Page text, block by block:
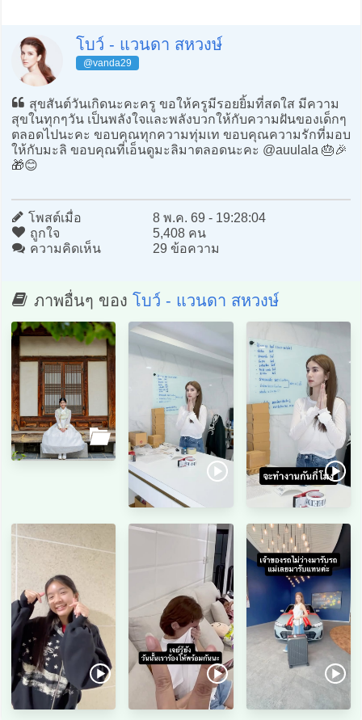
โบว์ - แวนดา สหวงษ์
@vanda29
สุขสันต์วันเกิดนะคะครู ขอให้ครูมีรอยยิ้มที่สดใส มีความ
สุขในทุกๆวัน เป็นพลังใจและพลังบวกให้กับความฝันของเด็กๆ
ตลอดไปนะคะ ขอบคุณทุกความทุ่มเท ขอบคุณความรักที่มอบ
ให้กับมะลิ ขอบคุณที่เอ็นดูมะลิมาตลอดนะคะ @auulala 🎂🎉
🎁😊
โพสต์เมื่อ
8 พ.ค. 69 - 19:28:04
ถูกใจ
5,408 คน
ความคิดเห็น
29 ข้อความ
ภาพอื่นๆ ของ โบว์ - แวนดา สหวงษ์